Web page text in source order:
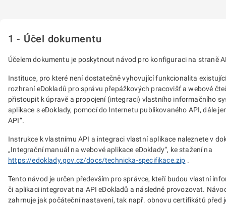
1 - Účel dokumentu
Účelem dokumentu je poskytnout návod pro konfiguraci na straně
Instituce, pro které není dostatečně vyhovující funkcionalita
rozhraní eDokladů pro správu přepážkových pracovišť a webové
přistoupit k úpravě a propojení (integraci) vlastního informačního
aplikace s eDoklady, pomocí do Internetu publikovaného API, dále
API“.
Instrukce k vlastnímu API a integraci vlastní aplikace naleznete v
„Integrační manuál na webové aplikace eDoklady“, ke stažení na
https://edoklady.gov.cz/docs/technicka-specifikace.zip .
Tento návod je určen především pro správce, kteří budou vlastní
či aplikaci integrovat na API eDokladů a následně provozovat.
zahrnuje jak počáteční nastavení, tak např. obnovu certifikátů před